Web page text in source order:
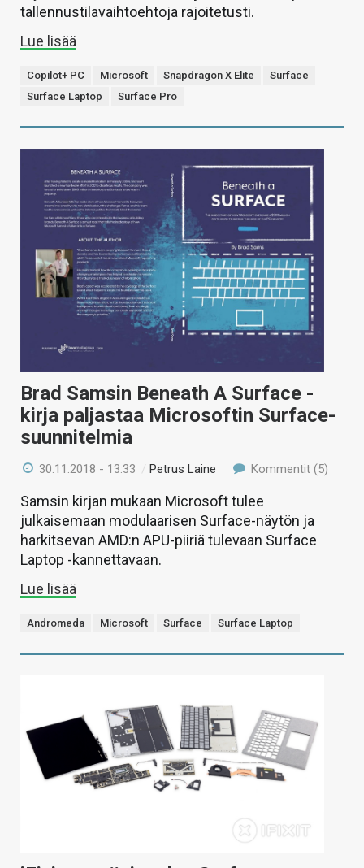
tallennustilavaihtoehtoja rajoitetusti.
Lue lisää
Copilot+ PC Microsoft Snapdragon X Elite
Surface
Surface Laptop
Surface Pro
Brad Samsin Beneath A Surface -
kirja paljastaa Microsoftin Surface-
suunnitelmia
30.11.2018 - 13:33 / Petrus Laine Kommentit (5)
Samsin kirjan mukaan Microsoft tulee
julkaisemaan modulaarisen Surface-näytön ja
harkitsevan AMD:n APU-piiriä tulevaan Surface
Laptop -kannettavaan.
Lue lisää
Andromeda Microsoft Surface Surface Laptop